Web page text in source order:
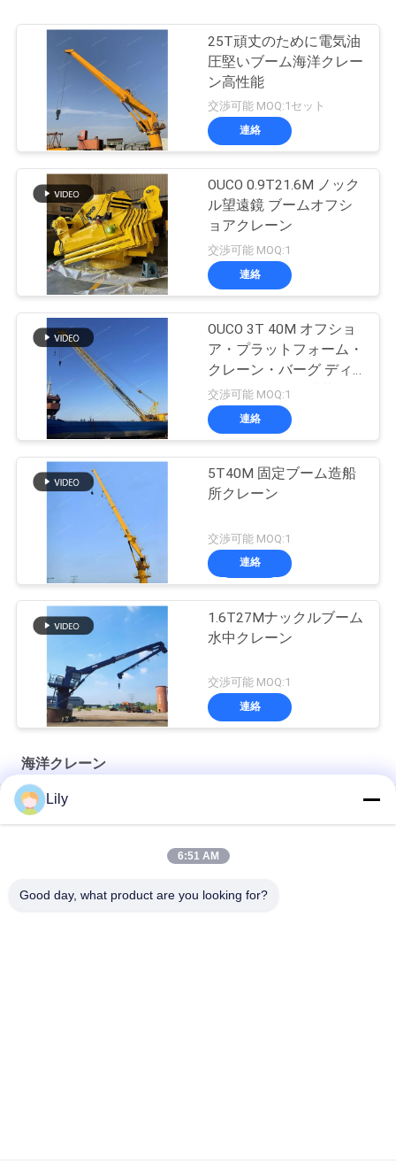
25T頑丈のために電気油
圧堅いブーム海洋クレー
ン高性能
交渉可能 MOQ:1セット
連絡
OUCO 0.9T21.6M ノック
ル望遠鏡 ブームオフシ
ョアクレーン
交渉可能 MOQ:1
連絡
OUCO 3T 40M オフショ
ア・プラットフォーム・
クレーン・バーグ ディ
ーゼルエンジン搭載
交渉可能 MOQ:1
連絡
5T40M 固定ブーム造船
所クレーン
交渉可能 MOQ:1
連絡
1.6T27Mナックルブーム
水中クレーン
交渉可能 MOQ:1
連絡
海洋クレーン
プレミアム OUCO マリン ワイヤー ロープ
Lily
6:51 AM
Good day, what product are you looking for?